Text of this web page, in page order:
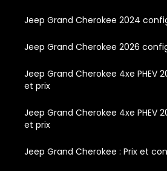
Jeep Grand Cherokee 2024
Jeep Grand Cherokee 2026
Jeep Grand Cherokee 4xe PHEV
et prix
Jeep Grand Cherokee 4xe PHEV
et prix
Jeep Grand Cherokee : Prix et